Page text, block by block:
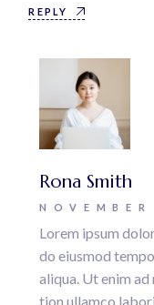
REPLY
Rona Smith
Lorem ipsum
do eiusmod
aliqua. Ut enim
tion ullamco